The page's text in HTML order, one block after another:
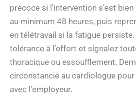
précoce si l’intervention s’est
au minimum 48 heures, puis
en télétravail si la fatigue persiste.
tolérance à l’effort et signalez
thoracique ou essoufflement.
circonstancié au cardiologue pour
avec l’employeur.